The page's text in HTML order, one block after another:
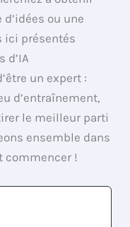
ou une
ici présentés
d’IA
un expert :
d’entraînement,
le meilleur parti
ensemble dans
commencer !